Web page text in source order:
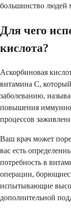
большинство людей
Для чего
кислота?
Аскорбиновая
витамина C,
заболеванию,
повышения
процессов
Ваш врач может
вас есть
потребность в
операции,
испытывающие
дополнительной